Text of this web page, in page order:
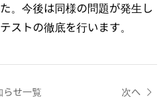
。今後は同様の問題が発生し
ストの徹底を行います。
らせ一覧 次へ